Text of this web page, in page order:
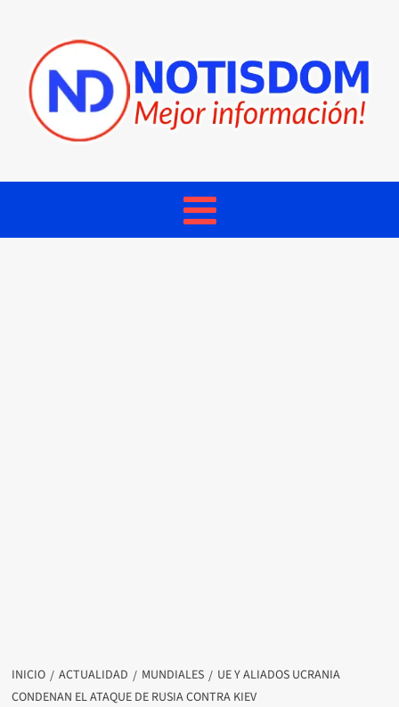
INICIO ACTUALIDAD MUNDIALES
UE Y ALIADOS UCRANIA
CONDENAN EL ATAQUE DE RUSIA CONTRA KIEV